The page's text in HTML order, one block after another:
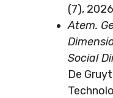
(7),
Atem.
Social
De